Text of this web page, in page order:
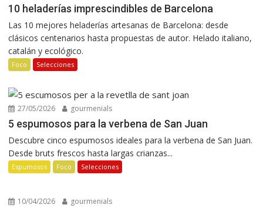
10 heladerías imprescindibles de Barcelona
Las 10 mejores heladerías artesanas de Barcelona: desde
clásicos centenarios hasta propuestas de autor. Helado italiano,
catalán y ecológico.
Foco Selecciones
27/05/2026 gourmenials
5 espumosos para la verbena de San Juan
Descubre cinco espumosos ideales para la verbena de San Juan.
Desde bruts frescos hasta largas crianzas...
Espumosos Foco Selecciones
10/04/2026 gourmenials